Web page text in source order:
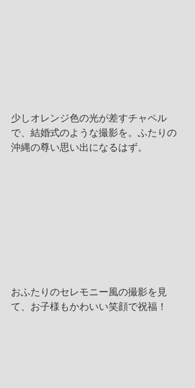
少しオレンジ色の光が差すチャペル
で、結婚式のような撮影を。ふたりの
沖縄の尊い思い出になるはず。
おふたりのセレモニー風の撮影を見
て、お子様もかわいい笑顔で祝福！